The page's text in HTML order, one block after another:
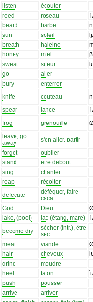
listen
écouter
reed roseau
ì
beard barbe
n
sun soleil
breath haleine
honey miel
β
sweat sueur
go
aller
bury
enterrer
knife couteau
spear lance
ì
frog grenouille
leave, go
away
s'en aller, partir
forget
oublier
stand
être debout
sing
chanter
reap
récolter
defecate
déféquer, faire
caca
God Dieu
lake, (pool) lac (étang, mare) ì
become dry
sécher (intr.), être
sec
meat viande
hair cheveux
grind
moudre
heel talon
ì
push
pousser
arrive
arriver